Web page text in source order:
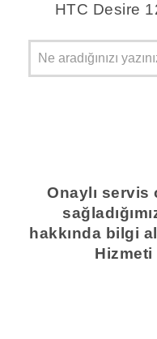
HTC Desire
Onaylı servis
hakkında bilgi